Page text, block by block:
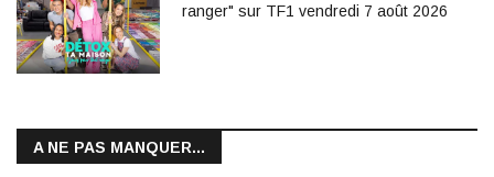
ranger" sur TF1 vendredi 7 août 2026
A NE PAS MANQUER...